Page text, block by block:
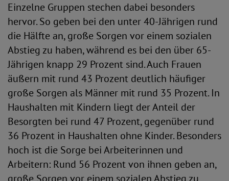
Einzelne Gruppen stechen dabei besonders
hervor. So geben bei den unter 40-Jährigen rund
die Hälfte an, große Sorgen vor einem sozialen
Abstieg zu haben, während es bei den über 65-
Jährigen knapp 29 Prozent sind. Auch Frauen
äußern mit rund 43 Prozent deutlich häufiger
große Sorgen als Männer mit rund 35 Prozent. In
Haushalten mit Kindern liegt der Anteil der
Besorgten bei rund 47 Prozent, gegenüber rund
36 Prozent in Haushalten ohne Kinder. Besonders
hoch ist die Sorge bei Arbeiterinnen und
Arbeitern: Rund 56 Prozent von ihnen geben an,